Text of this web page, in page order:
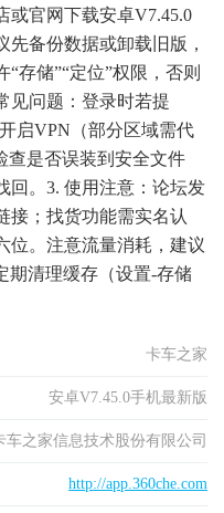
或官网下载安卓V7.45.0
备份数据或卸载旧版，
存储”“定位”权限，否则
见问题：登录时若提
启VPN（部分区域需代
查是否误装到安全文件
回。3. 使用注意：论坛发
接；找货功能需实名认
位。注意流量消耗，建议
期清理缓存（设置-存储
卡车之家
安卓V7.45.0手机最新版
车之家信息技术股份有限公司
http://app.360che.com